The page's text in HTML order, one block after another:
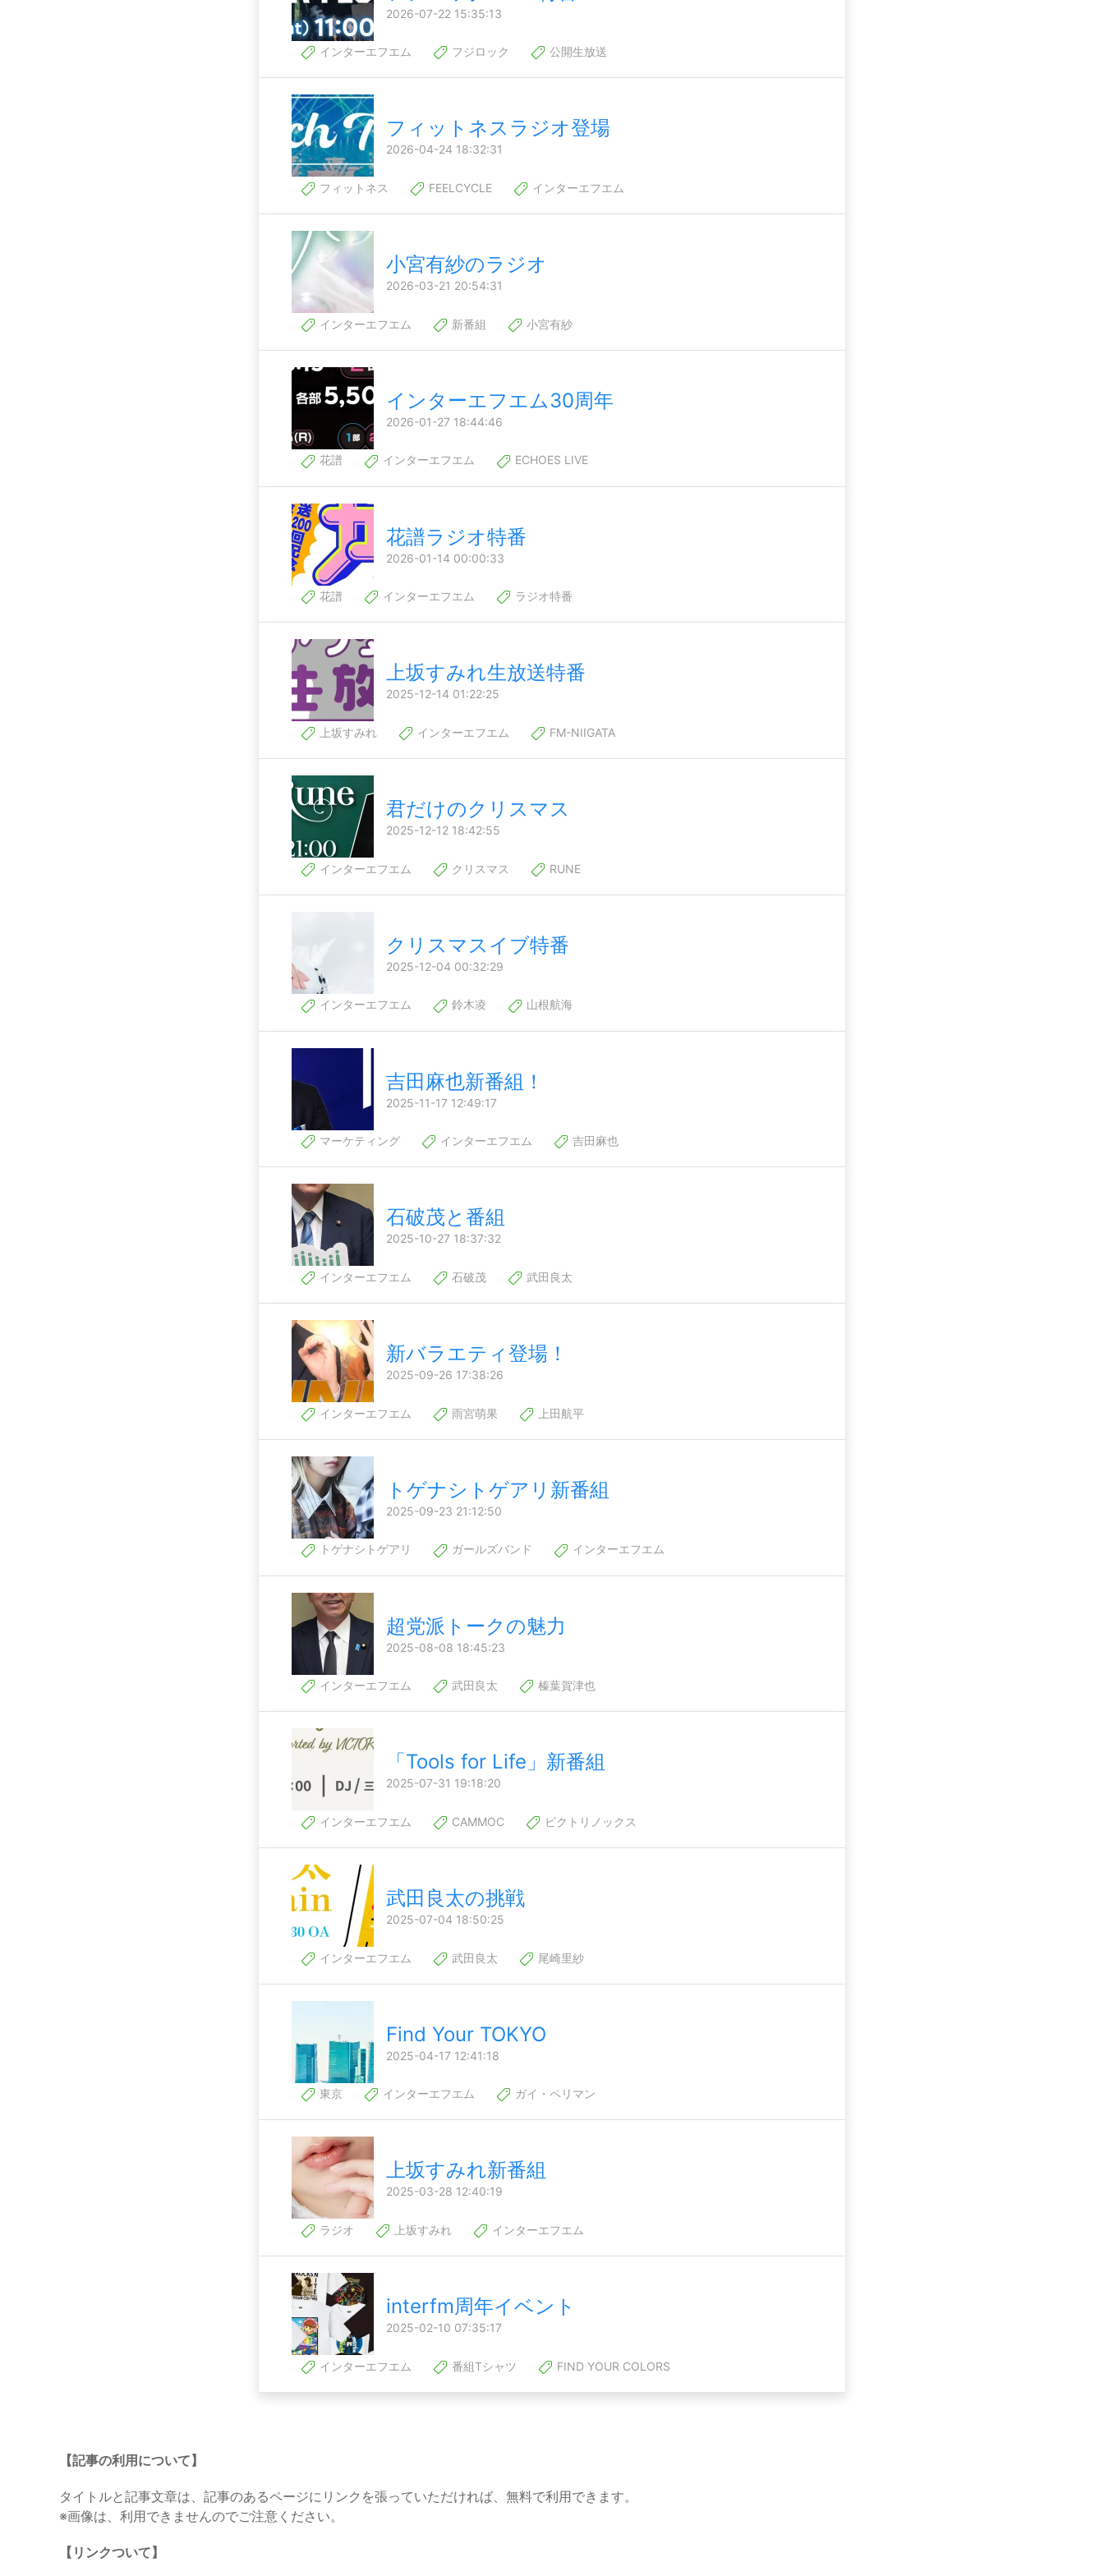
2026-07-22 15:35:13
インターエフエム フジロック 公開生放送
フィットネスラジオ登場
2026-04-24 18:32:31
フィットネス FEELCYCLE インターエフエム
小宮有紗のラジオ
2026-03-21 20:54:31
インターエフエム 新番組 小宮有紗
インターエフエム30周年
2026-01-27 18:44:46
花譜 インターエフエム ECHOES LIVE
花譜ラジオ特番
2026-01-14 00:00:33
花譜 インターエフエム ラジオ特番
上坂すみれ生放送特番
2025-12-14 01:22:25
上坂すみれ インターエフエム FM-NIIGATA
君だけのクリスマス
2025-12-12 18:42:55
インターエフエム クリスマス RUNE
クリスマスイブ特番
2025-12-04 00:32:29
インターエフエム 鈴木凌 山根航海
吉田麻也新番組！
2025-11-17 12:49:17
マーケティング インターエフエム 吉田麻也
石破茂と番組
2025-10-27 18:37:32
インターエフエム 石破茂 武田良太
新バラエティ登場！
2025-09-26 17:38:26
インターエフエム 雨宮萌果 上田航平
トゲナシトゲアリ新番組
2025-09-23 21:12:50
トゲナシトゲアリ ガールズバンド インターエフエム
超党派トークの魅力
2025-08-08 18:45:23
インターエフエム 武田良太 榛葉賀津也
「Tools for Life」新番組
2025-07-31 19:18:20
インターエフエム CAMMOC ビクトリノックス
武田良太の挑戦
2025-07-04 18:50:25
インターエフエム 武田良太 尾崎里紗
Find Your TOKYO
2025-04-17 12:41:18
東京 インターエフエム ガイ・ペリマン
上坂すみれ新番組
2025-03-28 12:40:19
ラジオ 上坂すみれ インターエフエム
interfm周年イベント
2025-02-10 07:35:17
インターエフエム 番組Tシャツ FIND YOUR COLORS
【記事の利用について】
タイトルと記事文章は、記事のあるページにリンクを張っていただければ、無料で利用できます。
※画像は、利用できませんのでご注意ください。
【リンクついて】